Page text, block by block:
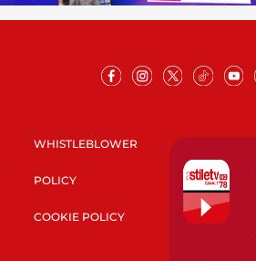
WHISTLEBLOWER
POLICY
COOKIE POLICY